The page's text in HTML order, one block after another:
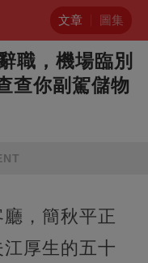
文章 圖集
職，機場臨別
查你副駕儲物
，簡秋平正
厚生的五十